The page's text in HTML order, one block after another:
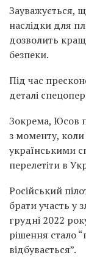
Зауважується,
наслідки для
дозволить
безпеки.
Під час
деталі
Зокрема, Юсов
з моменту, коли
українськими
перелетіти в
Російський
брати участь у
грудні 2022
рішення стало
відбувається”.